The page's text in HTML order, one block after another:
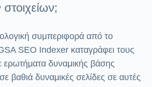
στοιχείων;
συμπεριφορά από το
SEO Indexer καταγράφει τους
δυναμικής βάσης
βαθιά δυναμικές σελίδες σε αυτές